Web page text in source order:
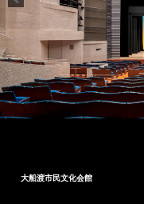
大船渡市民文化会館